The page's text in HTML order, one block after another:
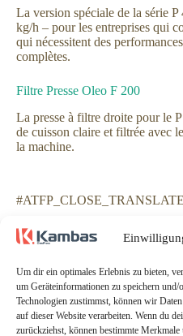
Um dir ein optimales Erlebnis zu bieten,
um Geräteinformationen zu speichern
Technologien zustimmst, können wir
auf dieser Website verarbeiten. Wenn du
zurückziehst, können bestimmte
La version spéciale de la série P
kg/h – pour les entreprises qui
qui nécessitent des
complètes.
Filtre Presse Oleo F 200
La presse à filtre droite pour le
de cuisson claire et filtrée avec
la machine.
Intéressé par le Oleo P 20 S
conseillons personnellement.
Conseils individuels ·
possibles · Fourniture à
détachées · Fabriqué en
Kambas Oleopress UG